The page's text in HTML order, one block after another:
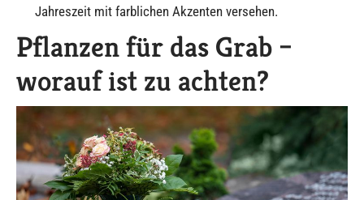
Jahreszeit mit farblichen Akzenten versehen.
Pflanzen für das Grab –
worauf ist zu achten?